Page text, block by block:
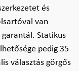
és
van
Statikus
pedig 35
választás görgős